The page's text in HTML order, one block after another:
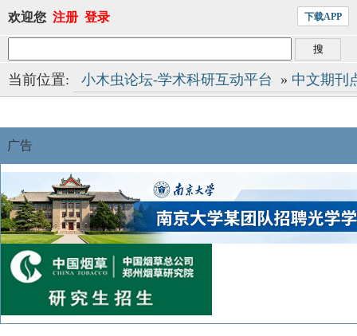
欢迎您 注册 登录 下载APP
当前位置: 小木虫论坛-学术科研互动平台 » 中文期刊
广告